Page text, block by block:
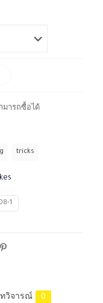
มารถซื้อได้
1
tricks
วิจารณ์ 0